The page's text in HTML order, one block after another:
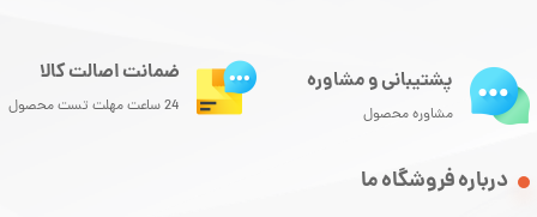
درباره فروشگاه ما
پشتیبانی و مشاوره
مشاوره محصول
ضمانت اصالت کالا
24 ساعت مهلت تست محصول